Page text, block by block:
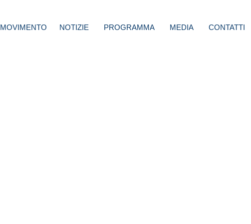
MOVIMENTO NOTIZIE PROGRAMMA MEDIA CONTATTI